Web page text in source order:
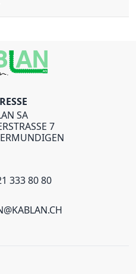
SA
7
333 80 80